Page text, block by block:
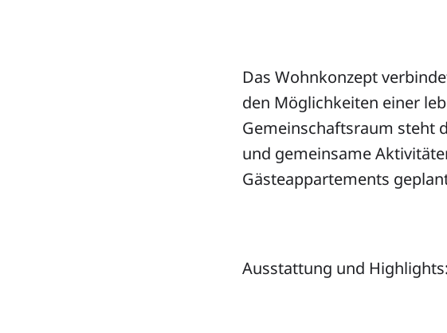
Das Wohnkonzept
den Möglichkeiten einer
Gemeinschaftsraum steht
und gemeinsame
Gästeappartements
Ausstattung und Highlights: